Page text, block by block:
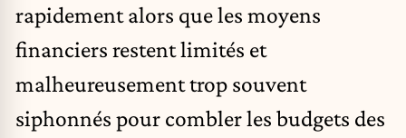
rapidement alors que les moyens
financiers restent limités et
malheureusement trop souvent
siphonnés pour combler les budgets des